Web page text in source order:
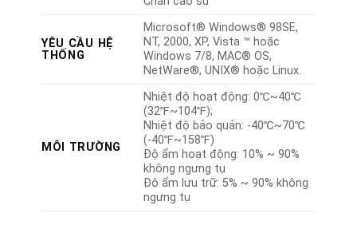
YÊU CẦU HỆ
THỐNG
Microsoft® Windows® 98SE,
NT, 2000, XP, Vista ™ hoặc
Windows 7/8, MAC® OS,
NetWare®, UNIX® hoặc Linux.
MÔI TRƯỜNG
Nhiệt độ hoạt động: 0℃~40℃
(32℉~104℉);
Nhiệt độ bảo quản: -40℃~70℃
(-40℉~158℉)
Độ ẩm hoạt động: 10% ~ 90%
không ngưng tụ
Độ ẩm lưu trữ: 5% ~ 90% không
ngưng tụ